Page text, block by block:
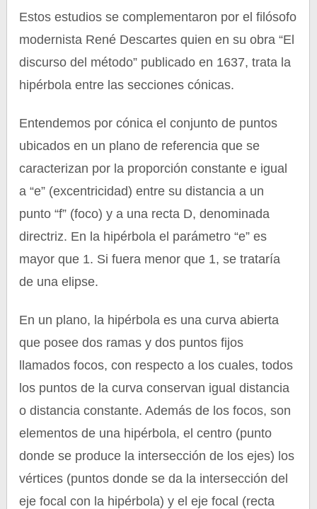
Estos estudios se complementaron por el filósofo
modernista René Descartes quien en su obra “El
discurso del método” publicado en 1637, trata la
hipérbola entre las secciones cónicas.
Entendemos por cónica el conjunto de puntos
ubicados en un plano de referencia que se
caracterizan por la proporción constante e igual
a “e” (excentricidad) entre su distancia a un
punto “f” (foco) y a una recta D, denominada
directriz. En la hipérbola el parámetro “e” es
mayor que 1. Si fuera menor que 1, se trataría
de una elipse.
En un plano, la hipérbola es una curva abierta
que posee dos ramas y dos puntos fijos
llamados focos, con respecto a los cuales, todos
los puntos de la curva conservan igual distancia
o distancia constante. Además de los focos, son
elementos de una hipérbola, el centro (punto
donde se produce la intersección de los ejes) los
vértices (puntos donde se da la intersección del
eje focal con la hipérbola) y el eje focal (recta